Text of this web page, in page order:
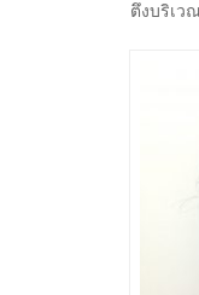
ตึงบริเว